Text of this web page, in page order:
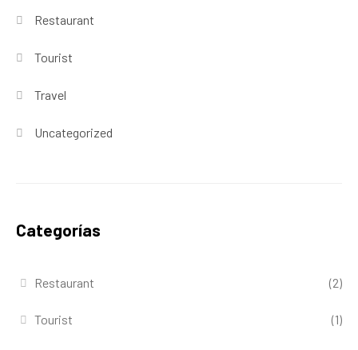
Restaurant
Tourist
Travel
Uncategorized
Categorías
Restaurant (2)
Tourist (1)